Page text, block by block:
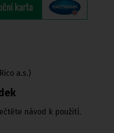
a.s.)
návod k použití.